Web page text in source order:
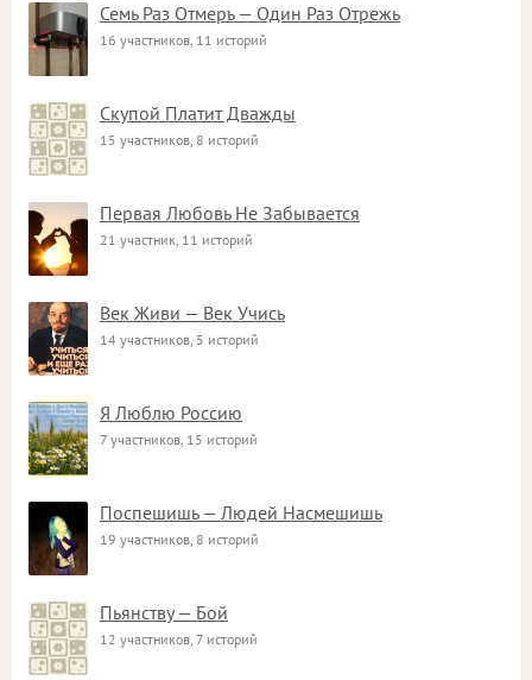
Семь Раз Отмерь — Один Раз Отрежь
16 участников, 11 историй
Скупой Платит Дважды
15 участников, 8 историй
Первая Любовь Не Забывается
21 участник, 11 историй
Век Живи — Век Учись
14 участников, 5 историй
Я Люблю Россию
7 участников, 15 историй
Поспешишь — Людей Насмешишь
19 участников, 8 историй
Пьянству — Бой
12 участников, 7 историй